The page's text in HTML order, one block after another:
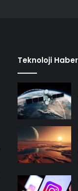
Teknoloji